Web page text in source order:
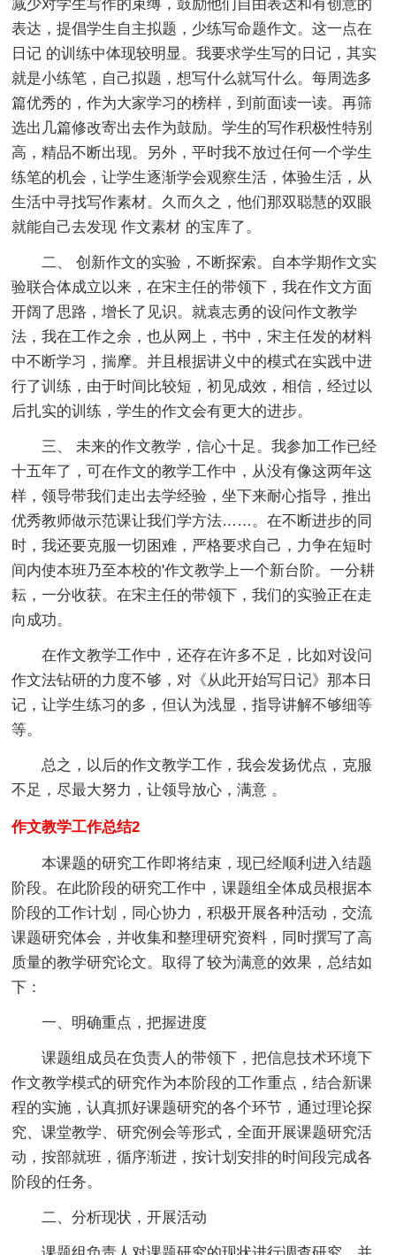
减少对学生写作的束缚，鼓励他们自由表达和有创意的
表达，提倡学生自主拟题，少练写命题作文。这一点在
日记 的训练中体现较明显。我要求学生写的日记，其实
就是小练笔，自己拟题，想写什么就写什么。每周选多
篇优秀的，作为大家学习的榜样，到前面读一读。再筛
选出几篇修改寄出去作为鼓励。学生的写作积极性特别
高，精品不断出现。另外，平时我不放过任何一个学生
练笔的机会，让学生逐渐学会观察生活，体验生活，从
生活中寻找写作素材。久而久之，他们那双聪慧的双眼
就能自己去发现 作文素材 的宝库了。
二、 创新作文的实验，不断探索。自本学期作文实
验联合体成立以来，在宋主任的带领下，我在作文方面
开阔了思路，增长了见识。就袁志勇的设问作文教学
法，我在工作之余，也从网上，书中，宋主任发的材料
中不断学习，揣摩。并且根据讲义中的模式在实践中进
行了训练，由于时间比较短，初见成效，相信，经过以
后扎实的训练，学生的作文会有更大的进步。
三、 未来的作文教学，信心十足。我参加工作已经
十五年了，可在作文的教学工作中，从没有像这两年这
样，领导带我们走出去学经验，坐下来耐心指导，推出
优秀教师做示范课让我们学方法……。在不断进步的同
时，我还要克服一切困难，严格要求自己，力争在短时
间内使本班乃至本校的'作文教学上一个新台阶。一分耕
耘，一分收获。在宋主任的带领下，我们的实验正在走
向成功。
在作文教学工作中，还存在许多不足，比如对设问
作文法钻研的力度不够，对《从此开始写日记》那本日
记，让学生练习的多，但认为浅显，指导讲解不够细等
等。
总之，以后的作文教学工作，我会发扬优点，克服
不足，尽最大努力，让领导放心，满意 。
作文教学工作总结2
本课题的研究工作即将结束，现已经顺利进入结题
阶段。在此阶段的研究工作中，课题组全体成员根据本
阶段的工作计划，同心协力，积极开展各种活动，交流
课题研究体会，并收集和整理研究资料，同时撰写了高
质量的教学研究论文。取得了较为满意的效果，总结如
下：
一、明确重点，把握进度
课题组成员在负责人的带领下，把信息技术环境下
作文教学模式的研究作为本阶段的工作重点，结合新课
程的实施，认真抓好课题研究的各个环节，通过理论探
究、课堂教学、研究例会等形式，全面开展课题研究活
动，按部就班，循序渐进，按计划安排的时间段完成各
阶段的任务。
二、分析现状，开展活动